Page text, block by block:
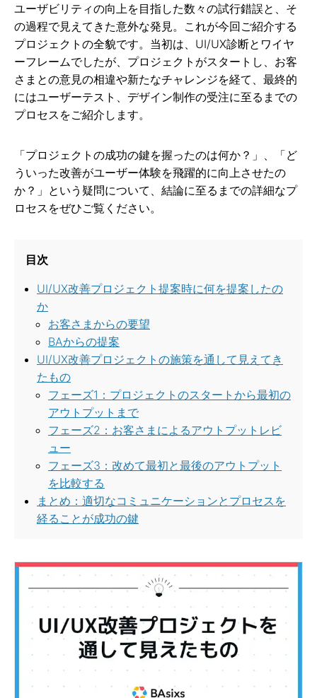
ユーザビリティの向上を目指した数々の試行錯誤と、そ
の過程で見えてきた意外な発見。これが今回ご紹介する
プロジェクトの全貌です。当初は、UI/UX診断とワイヤ
ーフレームでしたが、プロジェクトがスタートし、お客
さまとの意見の相違や新たなチャレンジを経て、最終的
にはユーザーテスト、デザイン制作の受注に至るまでの
プロセスをご紹介します。
「プロジェクトの成功の鍵を握ったのは何か？」、「ど
ういった改善がユーザー体験を飛躍的に向上させたの
か？」という疑問について、結論に至るまでの詳細なプ
ロセスをぜひご覧ください。
目次
UI/UX改善プロジェクト提案時に何を提案したの
か
お客さまからの要望
BAからの提案
UI/UX改善プロジェクトの施策を通して見えてき
たもの
フェーズ1：プロジェクトのスタートから最初の
アウトプットまで
フェーズ2：お客さまによるアウトプットレビ
ュー
フェーズ3：改めて最初と最後のアウトプット
を比較する
まとめ：適切なコミュニケーションとプロセスを
経ることが成功の鍵